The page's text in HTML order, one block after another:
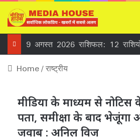
Home/राष्ट्रीय
मीडिया के माध्यम से नोटिस
पता, समीक्षा के बाद
जवाब : अनिल विज